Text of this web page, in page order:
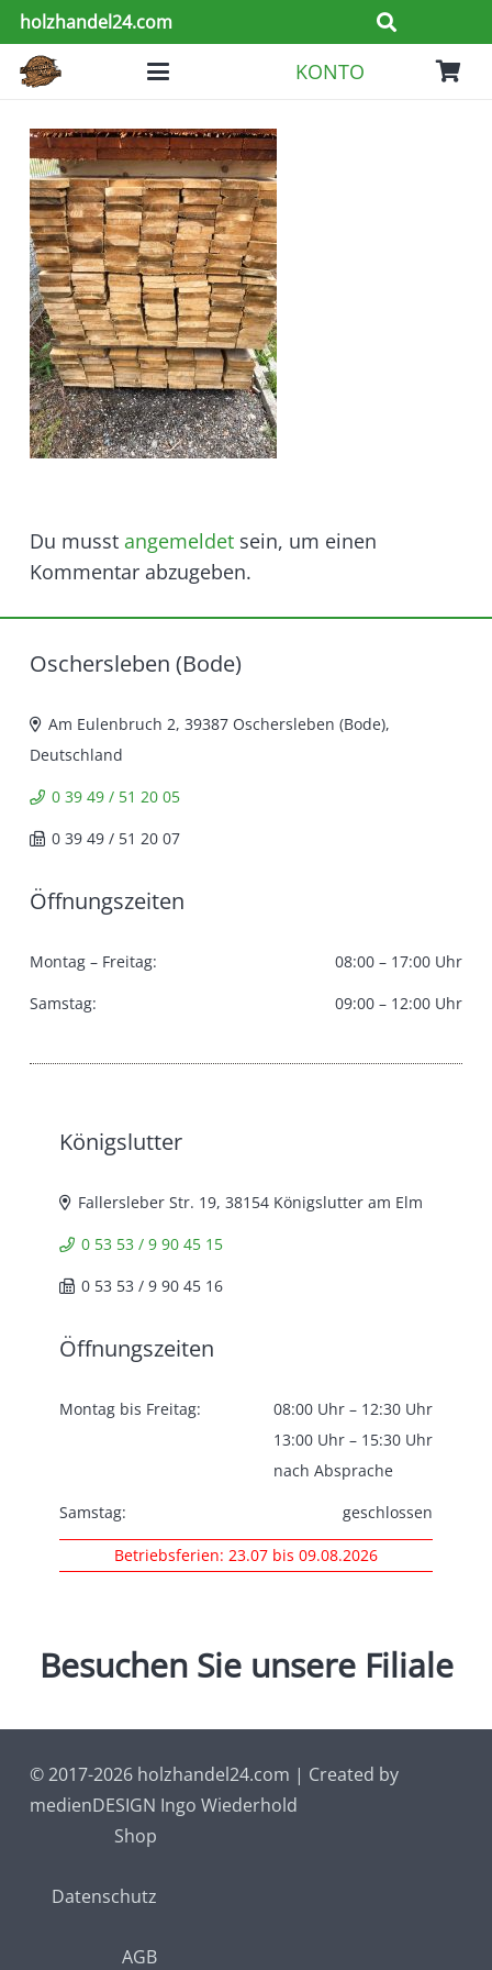
holzhandel24.com
KONTO
Du musst angemeldet sein, um einen
Kommentar abzugeben.
Oschersleben (Bode)
Am Eulenbruch 2, 39387 Oschersleben (Bode),
Deutschland
0 39 49 / 51 20 05
0 39 49 / 51 20 07
Öffnungszeiten
Montag – Freitag:
08:00 – 17:00 Uhr
Samstag:
09:00 – 12:00 Uhr
Königslutter
Fallersleber Str. 19, 38154 Königslutter am Elm
0 53 53 / 9 90 45 15
0 53 53 / 9 90 45 16
Öffnungszeiten
Montag bis Freitag:
08:00 Uhr – 12:30 Uhr
13:00 Uhr – 15:30 Uhr
nach Absprache
Samstag:
geschlossen
Betriebsferien: 23.07 bis 09.08.2026
Besuchen Sie unsere Filiale
© 2017-2026 holzhandel24.com | Created by
medienDESIGN Ingo Wiederhold
Shop
Datenschutz
AGB